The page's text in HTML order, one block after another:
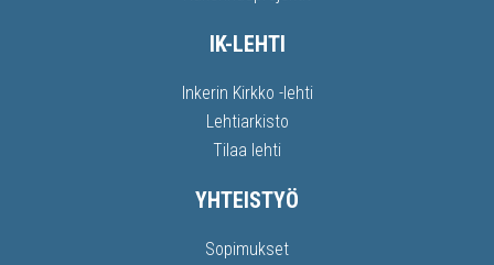
IK-LEHTI
Inkerin Kirkko -lehti
Lehtiarkisto
Tilaa lehti
YHTEISTYÖ
Sopimukset